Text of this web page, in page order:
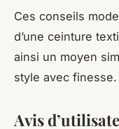
Ces conseils
d’une ceinture
ainsi un moyen
style avec finesse.
Avis